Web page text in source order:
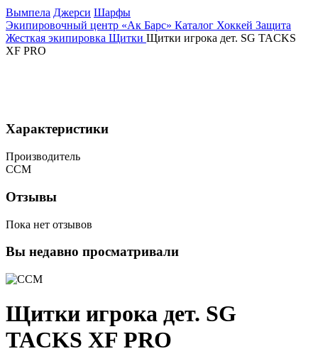
Вымпела Джерси Шарфы
Экипировочный центр «Ак Барс» Каталог Хоккей Защита
Жесткая экипировка Щитки Щитки игрока дет. SG TACKS
XF PRO
Характеристики
Производитель
CCM
Отзывы
Пока нет отзывов
Вы недавно просматривали
Щитки игрока дет. SG
TACKS XF PRO